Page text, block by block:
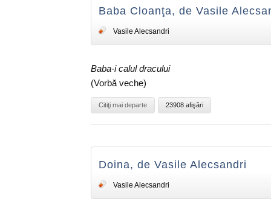
Baba Cloanţa, de Vasile
Vasile Alecsandri
Baba-i calul dracului
(Vorbă veche)
Citiţi mai departe 23908 afişări
Doina, de Vasile Alecsandri
Vasile Alecsandri